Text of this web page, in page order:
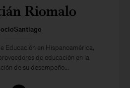
Riomalo
Educación en Hispanoamérica,
de educación en la
de su desempeño...